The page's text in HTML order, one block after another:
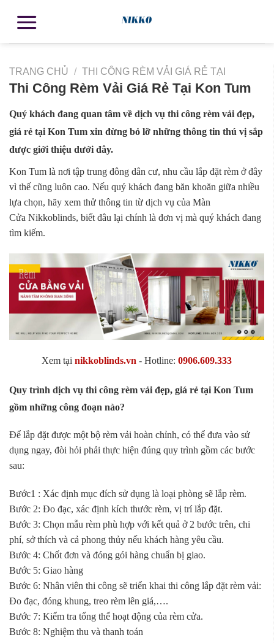
TRANG CHỦ / THI CÔNG RÈM VẢI GIÁ RẺ TẠI
Thi Công Rèm Vải Giá Rẻ Tại Kon Tum
Quý khách đang quan tâm về dịch vụ thi công rèm vải đẹp,
giá rẻ tại Kon Tum xin đừng bỏ lỡ những thông tin thú vị sắp
được giới thiệu dưới đây.
Kon Tum là nơi tập trung đông dân cư, nhu cầu lắp đặt rèm ở đây
vì thế cũng luôn cao. Nếu quý khách đang băn khoăn giữa nhiều
lựa chọn, hãy xem thử thông tin từ dịch vụ của Màn
Cửa Nikkoblinds, biết đâu lại chính là đơn vị mà quý khách đang
tìm kiếm.
Xem tại nikkoblinds.vn - Hotline: 0906.609.333
Quy trình dịch vụ thi công rèm vải đẹp, giá rẻ tại Kon Tum
gồm những công đoạn nào?
Để lắp đặt được một bộ rèm vải hoàn chỉnh, có thể đưa vào sử
dụng ngay, đòi hỏi phải thực hiện đúng quy trình gồm các bước
sau:
Bước1 : Xác định mục đích sử dụng là loại phòng sẽ lắp rèm.
Bước 2: Đo đạc, xác định kích thước rèm, vị trí lắp đặt.
Bước 3: Chọn mẫu rèm phù hợp với kết quả ở 2 bước trên, chi
phí, sở thích và cả phong thủy nếu khách hàng yêu cầu.
Bước 4: Chốt đơn và đóng gói hàng chuẩn bị giao.
Bước 5: Giao hàng
Bước 6: Nhân viên thi công sẽ triển khai thi công lắp đặt rèm vải:
Đo đạc, đóng khung, treo rèm lên giá,….
Bước 7: Kiểm tra tổng thể hoạt động của rèm cửa.
Bước 8: Nghiệm thu và thanh toán